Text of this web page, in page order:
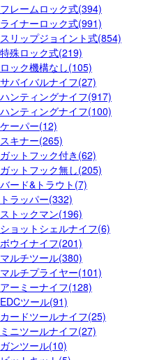
フレームロック式(394)
ライナーロック式(991)
スリップジョイント式(854)
特殊ロック式(219)
ロック機構なし(105)
サバイバルナイフ(27)
ハンティングナイフ(917)
ハンティングナイフ(100)
ケーパー(12)
スキナー(265)
ガットフック付き(62)
ガットフック無し(205)
バード&トラウト(7)
トラッパー(332)
ストックマン(196)
ショットシェルナイフ(6)
ボウイナイフ(201)
マルチツール(380)
マルチプライヤー(101)
アーミーナイフ(128)
EDCツール(91)
カードツールナイフ(25)
ミニツールナイフ(27)
ガンツール(10)